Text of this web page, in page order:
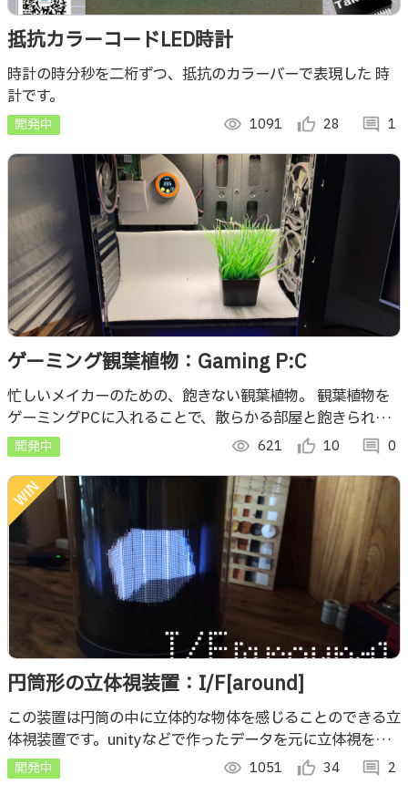
抵抗カラーコードLED時計
時計の時分秒を二桁ずつ、抵抗のカラーバーで表現した 時
計です。
開発中 visibility 1091 thumb_up_alt 28 comment 1
ゲーミング観葉植物：Gaming P:C
忙しいメイカーのための、飽きない観葉植物。 観葉植物を
ゲーミングPCに入れることで、散らかる部屋と飽きられる
リスクを同時に解決します。
開発中 visibility 621 thumb_up_alt 10 comment 0
円筒形の立体視装置：I/F[around]
この装置は円筒の中に立体的な物体を感じることのできる立
体視装置です。unityなどで作ったデータを元に立体視を行
うことができます。
開発中 visibility 1051 thumb_up_alt 34 comment 2